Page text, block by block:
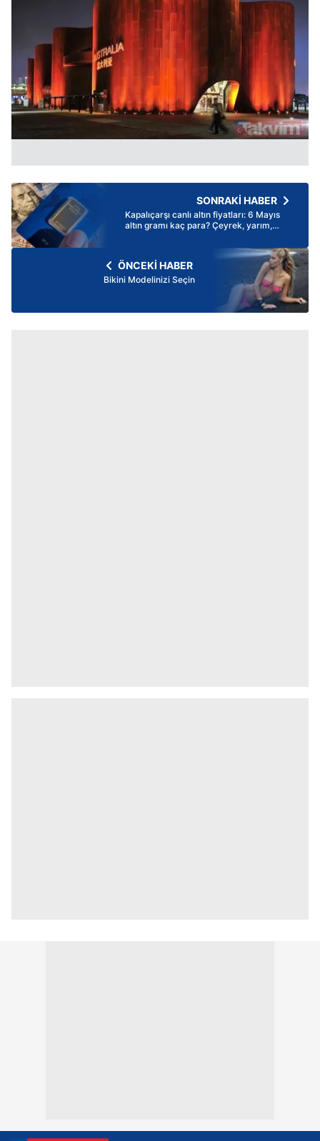
SONRAKİ HABER
Kapalıçarşı canlı altın fiyatları: 6 Mayıs
altın gramı kaç para? Çeyrek, yarım,
ÖNCEKİ HABER
Bikini Modelinizi Seçin